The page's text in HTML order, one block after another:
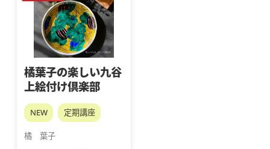
橘葉子の楽しい九谷
上絵付け倶楽部
NEW 定期講座
橘　葉子